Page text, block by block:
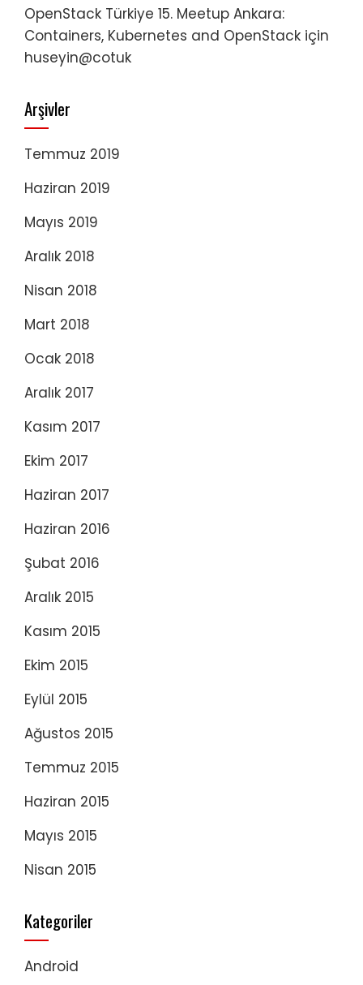
OpenStack Türkiye 15. Meetup Ankara:
Containers, Kubernetes and OpenStack için
huseyin@cotuk
Arşivler
Temmuz 2019
Haziran 2019
Mayıs 2019
Aralık 2018
Nisan 2018
Mart 2018
Ocak 2018
Aralık 2017
Kasım 2017
Ekim 2017
Haziran 2017
Haziran 2016
Şubat 2016
Aralık 2015
Kasım 2015
Ekim 2015
Eylül 2015
Ağustos 2015
Temmuz 2015
Haziran 2015
Mayıs 2015
Nisan 2015
Kategoriler
Android